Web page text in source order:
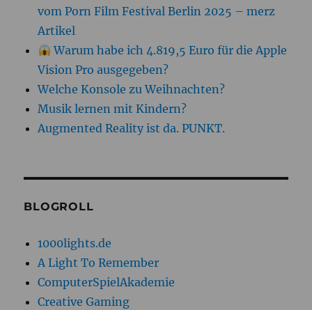
vom Porn Film Festival Berlin 2025 – merz
Artikel
Warum habe ich 4.819,5 Euro für die Apple
Vision Pro ausgegeben?
Welche Konsole zu Weihnachten?
Musik lernen mit Kindern?
Augmented Reality ist da. PUNKT.
BLOGROLL
1000lights.de
A Light To Remember
ComputerSpielAkademie
Creative Gaming